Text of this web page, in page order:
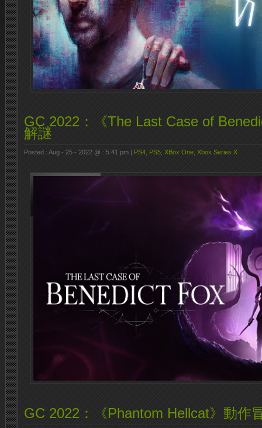
GC 2022：《The Last Case of
解謎
Posted : Aug - 25 - 2022 @ : 5:41 pm | PS4 PS5 XBox One Xbox Series X
GC 2022：《Phantom Hellcat》動作